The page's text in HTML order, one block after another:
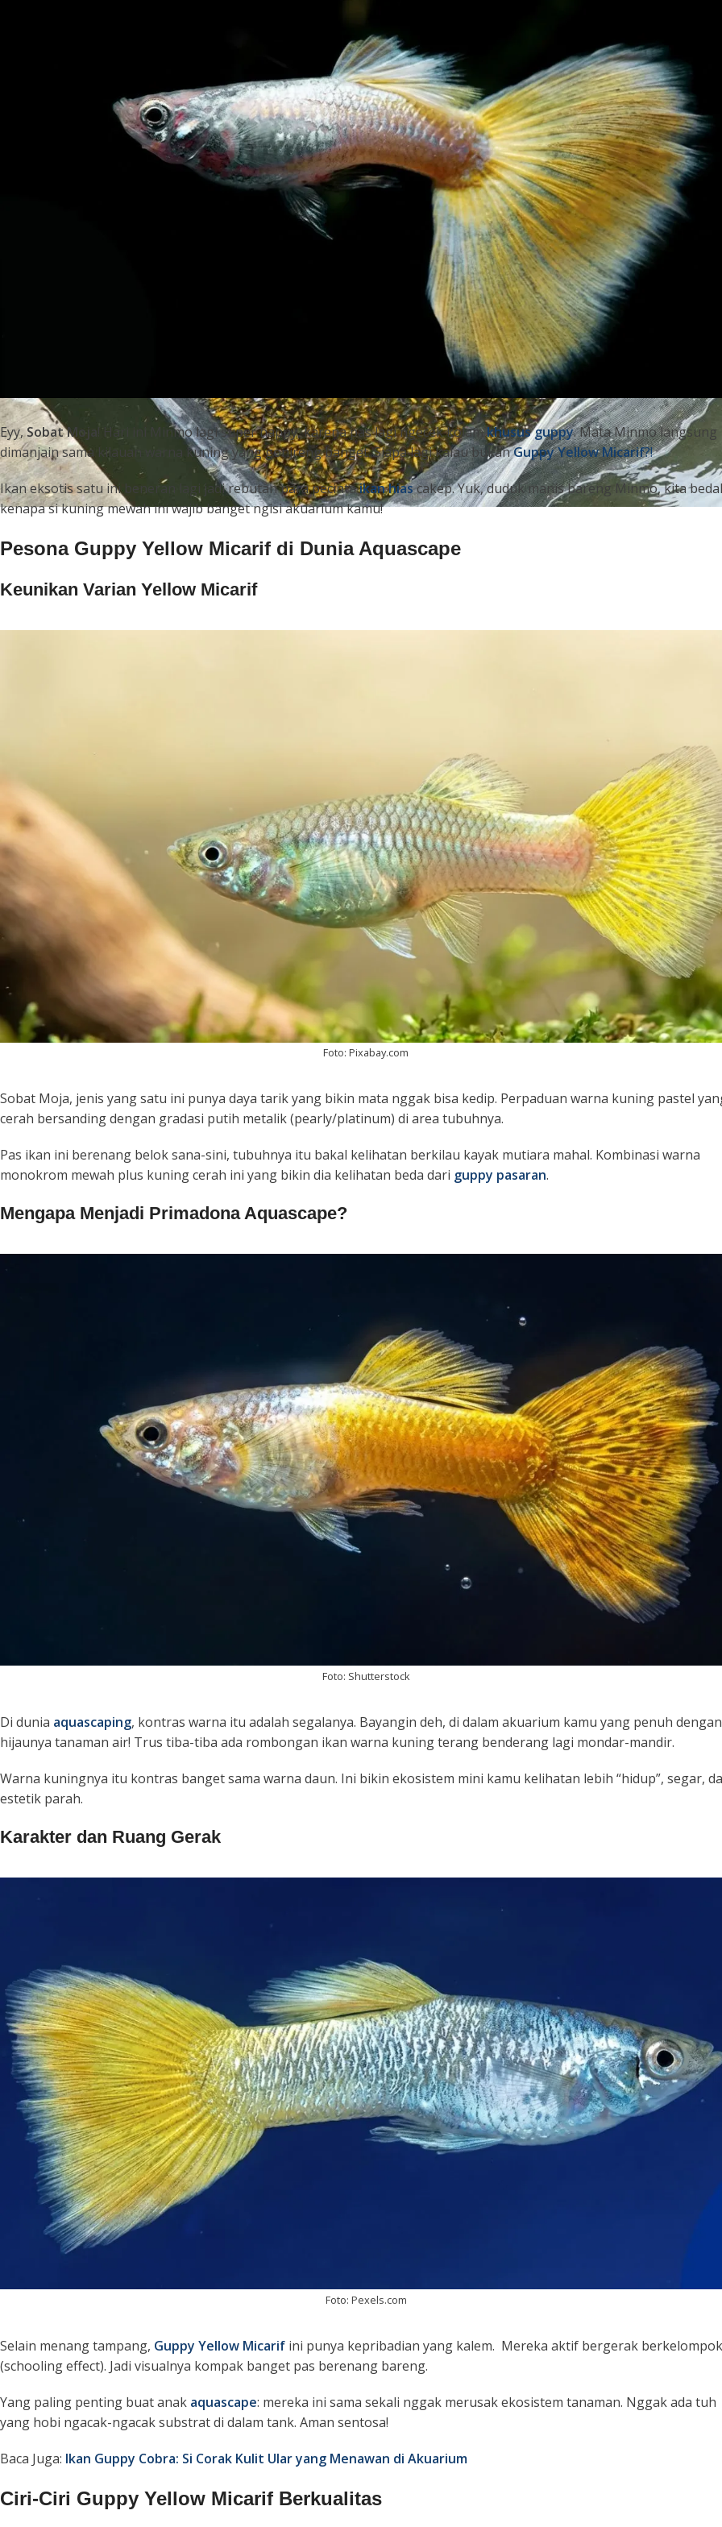
Eyy,Sobat Moja ! Hari ini Minmo lagi superhappy, karena pas lagi ngecek kolamkhusus guppy. Mata Minmo langsung
dimanjain sama kilauan warna kuning yang gonjreng banget. Siapa lagi kalau bukanGuppy Yellow Micarif?!
Ikan eksotis satu ini beneran lagi jadi rebutan para pecintaikan hiascakep. Yuk, duduk manis bareng Minmo, kita
kenapa si kuning mewah ini wajib banget ngisi akuarium kamu!
Pesona Guppy Yellow Micarif di Dunia Aquascape
Keunikan Varian Yellow Micarif
Foto: Pixabay.com
Sobat Moja, jenis yang satu ini punya daya tarik yang bikin mata nggak bisa kedip. Perpaduan warna kuning pastel
cerah bersanding dengan gradasi putih metalik (pearly/platinum) di area tubuhnya.
Pas ikan ini berenang belok sana-sini, tubuhnya itu bakal kelihatan berkilau kayak mutiara mahal. Kombinasi warna
monokrom mewah plus kuning cerah ini yang bikin dia kelihatan beda dari guppy pasaran.
Mengapa Menjadi Primadona Aquascape?
Foto: Shutterstock
Di dunia aquascaping, kontras warna itu adalah segalanya. Bayangin deh, di dalam akuarium kamu yang penuh dengan
hijaunya tanaman air! Trus tiba-tiba ada rombongan ikan warna kuning terang benderang lagi mondar-mandir.
Warna kuningnya itu kontras banget sama warna daun. Ini bikin ekosistem mini kamu kelihatan lebih “hidup”, segar,
estetik parah.
Karakter dan Ruang Gerak
Foto: Pexels.com
Selain menang tampang, Guppy Yellow Micarif ini punya kepribadian yang kalem. Mereka aktif bergerak berkelompok
(schooling effect). Jadi visualnya kompak banget pas berenang bareng.
Yang paling penting buat anak aquascape: mereka ini sama sekali nggak merusak ekosistem tanaman. Nggak ada tuh
yang hobi ngacak-ngacak substrat di dalam tank. Aman sentosa!
Baca Juga: Ikan Guppy Cobra: Si Corak Kulit Ular yang Menawan di Akuarium
Ciri-Ciri Guppy Yellow Micarif Berkualitas